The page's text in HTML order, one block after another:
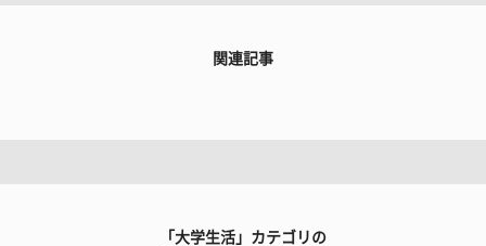
関連記事
「大学生活」カテゴリの